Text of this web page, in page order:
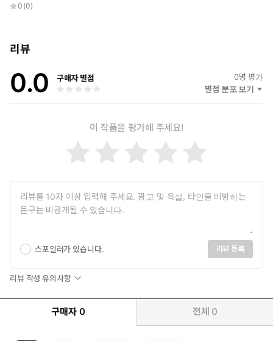
0 (0)
리뷰
0.0 구매자 별점 0명 평가
별점 분포 보기
이 작품을 평가해 주세요!
스포일러가 있습니다. 리뷰 등록
리뷰 작성 유의사항
구매자 0 전체 0